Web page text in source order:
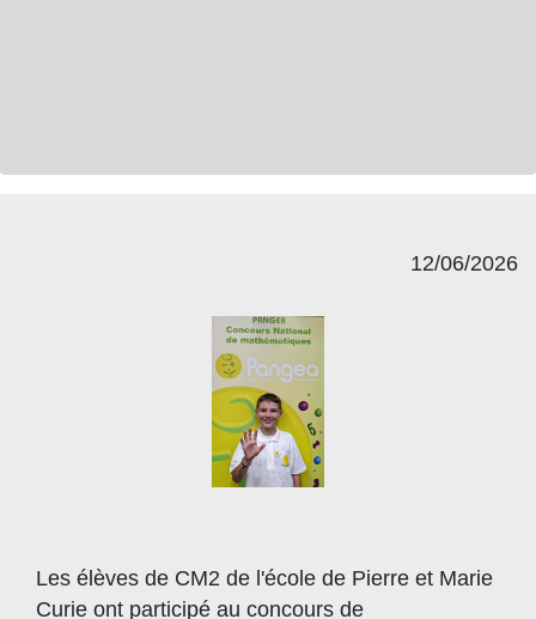
12/06/2026
Les élèves de CM2 de l'école de Pierre et Marie
Curie ont participé au concours de